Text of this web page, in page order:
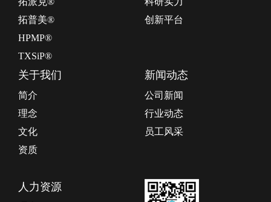
拓普美®
HPMP®
TXSiP®
创新平台
关于我们
简介
理念
文化
资质
新闻动态
公司新闻
行业动态
员工风采
人力资源